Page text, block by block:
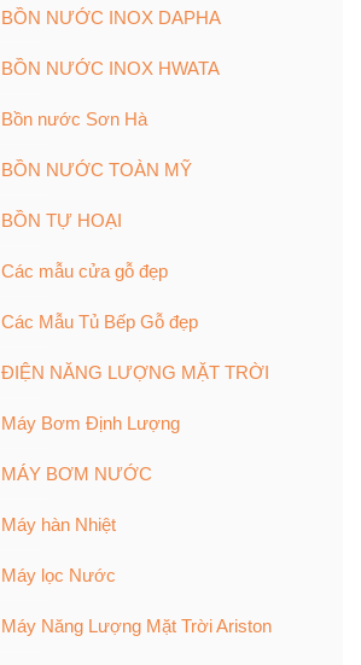
BỒN NƯỚC INOX DAPHA
BỒN NƯỚC INOX HWATA
Bồn nước Sơn Hà
BỒN NƯỚC TOÀN MỸ
BỒN TỰ HOẠI
Các mẫu cửa gỗ đẹp
Các Mẫu Tủ Bếp Gỗ đẹp
ĐIỆN NĂNG LƯỢNG MẶT TRỜI
Máy Bơm Định Lượng
MÁY BƠM NƯỚC
Máy hàn Nhiệt
Máy lọc Nước
Máy Năng Lượng Mặt Trời Ariston